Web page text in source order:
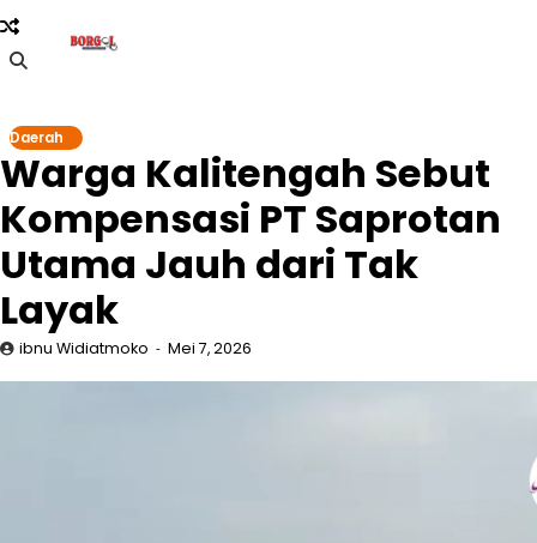
Skip
to
content
Daerah
Warga Kalitengah Sebut
Kompensasi PT Saprotan
Utama Jauh dari Tak
Layak
ibnu Widiatmoko Mei 7, 2026